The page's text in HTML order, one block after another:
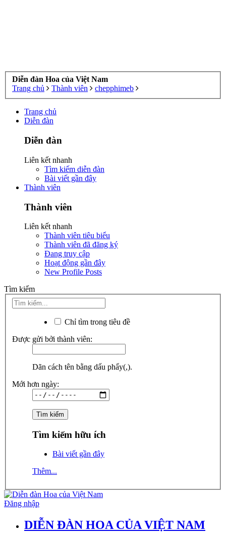
Diễn đàn Hoa của Việt Nam
Trang chủ
Thành viên chepphimeb
Trang chủ
Diễn đàn
Diễn đàn
Liên kết nhanh
Tìm kiếm diễn đàn
Bài viết gần đây
Thành viên
Thành viên
Liên kết nhanh
Thành viên tiêu biểu
Thành viên đã đăng ký
Đang truy cập
Hoạt động gần đây
New Profile Posts
Tìm kiếm
Chỉ tìm trong tiêu đề
Được gửi bởi thành viên:
Dãn cách tên bằng dấu phẩy(,).
Mới hơn ngày:
Tìm kiếm hữu ích
Bài viết gần đây
Thêm...
Đăng nhập
DIỄN ĐÀN HOA CỦA VIỆT NAM